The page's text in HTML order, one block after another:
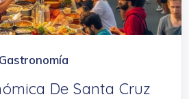
Gastronomía
De Santa Cruz